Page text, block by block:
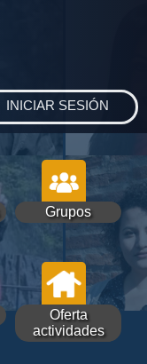
Grupos
Oferta
actividades
INICIAR SESIÓN